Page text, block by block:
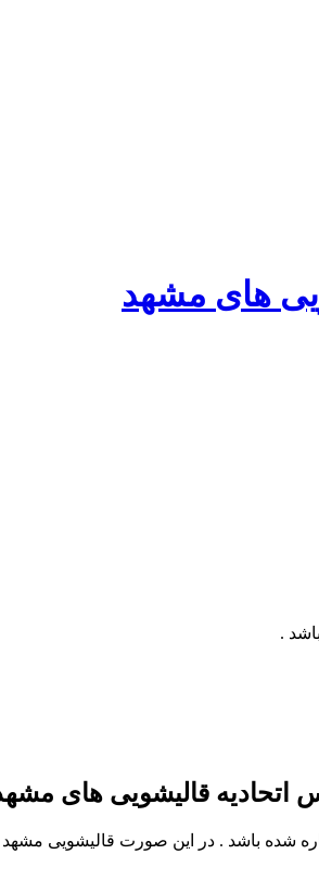
های مشهد
.
اتحادیه قالیشویی های
شده باشد . در این صورت قالیشویی